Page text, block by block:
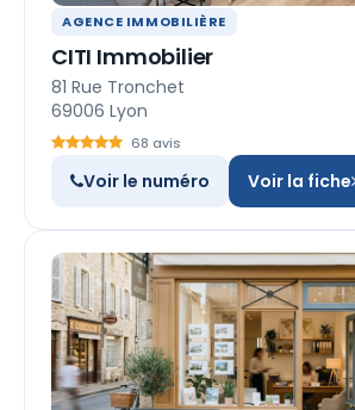
AGENCE IMMOBILIÈRE
CITI Immobilier
81 Rue Tronchet
69006 Lyon
68 avis
Voir le numéro Voir la fiche